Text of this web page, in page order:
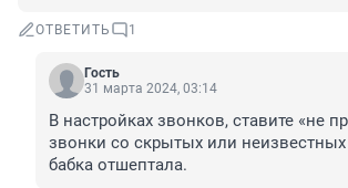
ОТВЕТИТЬ 1
Гость
31 марта 2024, 03:14
В настройках звонков, ставите «не
звонки со скрытых или
бабка отшептала.